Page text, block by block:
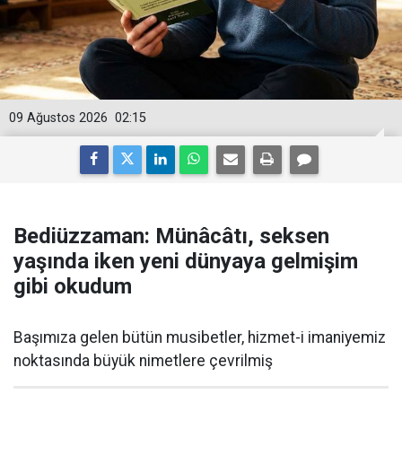
02:15
09 Ağustos 2026
Bediüzzaman: Münâcâtı, seksen
yaşında iken yeni dünyaya gelmişim
gibi okudum
Başımıza gelen bütün musibetler, hizmet-i imaniyemiz
noktasında büyük nimetlere çevrilmiş